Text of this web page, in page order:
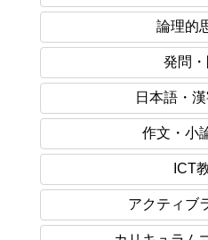
論理的
発問
日本語・
作文・小
ICT
アクティブ